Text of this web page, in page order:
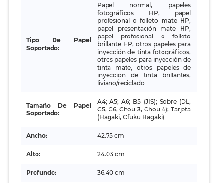
Tipo De Papel
Soportado:
Papel normal, papeles
fotográficos HP, papel
profesional o folleto mate HP,
papel presentación mate HP,
papel profesional o folleto
brillante HP, otros papeles para
inyección de tinta fotográficos,
otros papeles para inyección de
tinta mate, otros papeles de
inyección de tinta brillantes,
liviano/reciclado
Tamaño De Papel
Soportado:
A4; A5; A6; B5 (JIS); Sobre (DL,
C5, C6, Chou 3, Chou 4); Tarjeta
(Hagaki, Ofuku Hagaki)
Ancho: 42.75 cm
Alto: 24.03 cm
Profundo: 36.40 cm